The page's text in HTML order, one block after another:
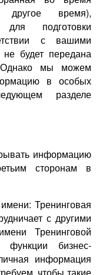
время),
для подготовки
с вашими
будет передана
Однако мы можем
в особых
разделе
информацию
сторонам в
Тренинговая
с другими
Тренинговой
бизнес-
информация